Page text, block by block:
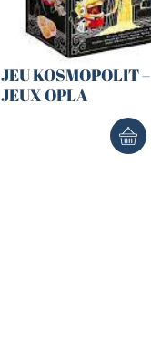
JEU KOSMOPOLIT –
JEUX OPLA